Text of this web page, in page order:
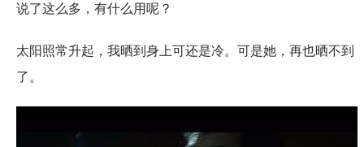
说了这么多，有什么用呢？
太阳照常升起，我晒到身上可还是冷。可是她，再也晒不到
了。